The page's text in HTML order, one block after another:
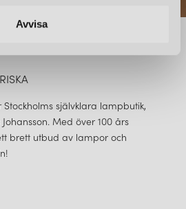
Avvisa
självklara lampbutik,
Med över 100 års
brett utbud av lampor och